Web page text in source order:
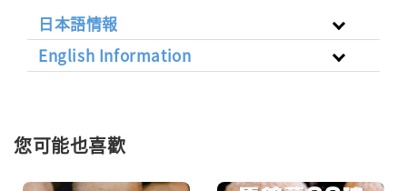
日本語情報
English Information
您可能也喜歡